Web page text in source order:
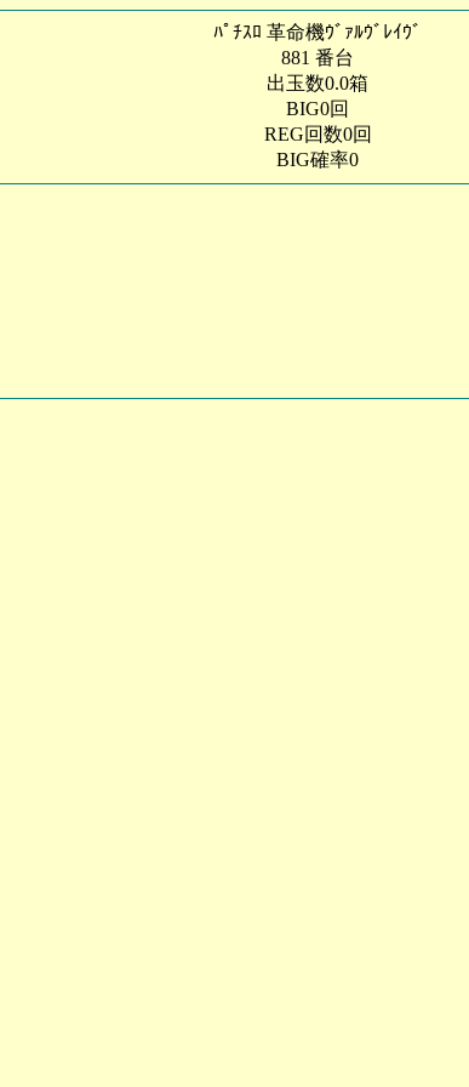
ﾊﾟﾁｽﾛ 革命機ｳﾞｧﾙｳﾞﾚｲｳﾞ
881 番台
出玉数0.0箱
BIG0回
REG回数0回
BIG確率0